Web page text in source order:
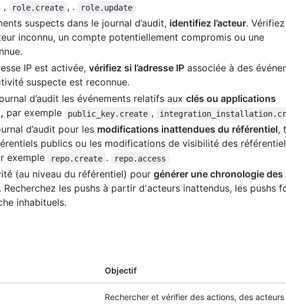
, role.create , . role.update
suspects dans le journal d’audit, identifiez l’acteur.
inconnu, un compte potentiellement compromis ou une
IP est activée, vérifiez si l’adresse IP associée à des
suspecte est reconnue.
d’audit les événements relatifs aux clés ou applications
par exemple public_key.create ,
d’audit pour les modifications inattendues du référentiel,
publics ou les modifications de visibilité des
exemple
repo.create . repo.access
(au niveau du référentiel) pour générer une chronologie des
. Recherchez les pushs à partir d'acteurs inattendus, les pushs
inhabituels.
Objectif
Rechercher et vérifier des actions, des